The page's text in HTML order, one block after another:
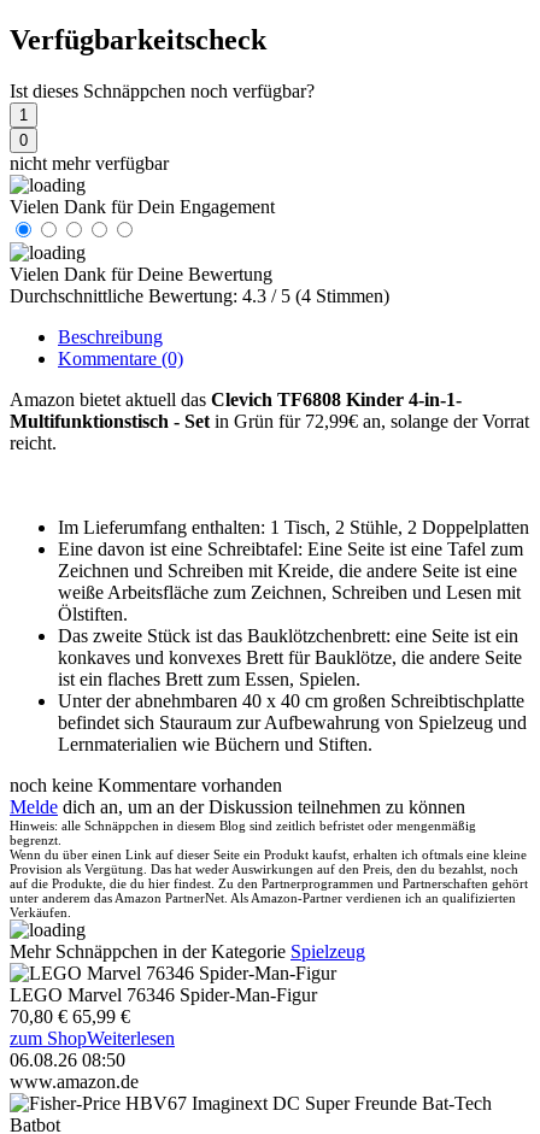
Verfügbarkeitscheck
Ist dieses Schnäppchen noch verfügbar?
1
0
nicht mehr verfügbar
Vielen Dank für Dein Engagement
Vielen Dank für Deine Bewertung
Durchschnittliche Bewertung: 4.3 / 5 (4 Stimmen)
Beschreibung
Kommentare (0)
Amazon bietet aktuell das Clevich TF6808 Kinder 4-in-1-
Multifunktionstisch - Set in Grün für 72,99€ an, solange der Vorrat
reicht.
Im Lieferumfang enthalten: 1 Tisch, 2 Stühle, 2 Doppelplatten
Eine davon ist eine Schreibtafel: Eine Seite ist eine Tafel zum
Zeichnen und Schreiben mit Kreide, die andere Seite ist eine
weiße Arbeitsfläche zum Zeichnen, Schreiben und Lesen mit
Ölstiften.
Das zweite Stück ist das Bauklötzchenbrett: eine Seite ist ein
konkaves und konvexes Brett für Bauklötze, die andere Seite
ist ein flaches Brett zum Essen, Spielen.
Unter der abnehmbaren 40 x 40 cm großen Schreibtischplatte
befindet sich Stauraum zur Aufbewahrung von Spielzeug und
Lernmaterialien wie Büchern und Stiften.
noch keine Kommentare vorhanden
Melde dich an, um an der Diskussion teilnehmen zu können
Hinweis: alle Schnäppchen in diesem Blog sind zeitlich befristet oder mengenmäßig
begrenzt.
Wenn du über einen Link auf dieser Seite ein Produkt kaufst, erhalten ich oftmals eine kleine
Provision als Vergütung. Das hat weder Auswirkungen auf den Preis, den du bezahlst, noch
auf die Produkte, die du hier findest. Zu den Partnerprogrammen und Partnerschaften gehört
unter anderem das Amazon PartnerNet. Als Amazon-Partner verdienen ich an qualifizierten
Verkäufen.
Mehr Schnäppchen in der Kategorie Spielzeug
LEGO Marvel 76346 Spider-Man-Figur
70,80 € 65,99 €
zum ShopWeiterlesen
06.08.26 08:50
www.amazon.de